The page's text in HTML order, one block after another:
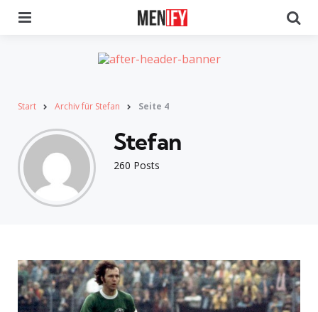
Start Archiv für Stefan Seite 4
260 Posts
Stefan